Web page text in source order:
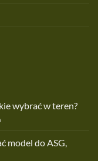
wybrać w teren?
model do ASG,